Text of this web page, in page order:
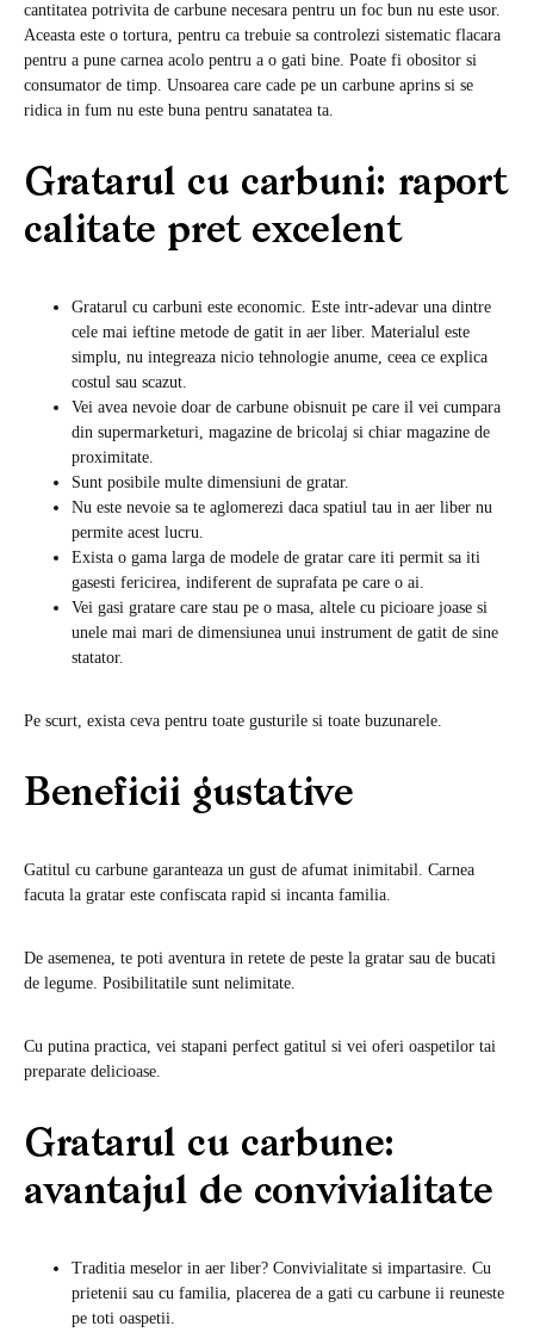
cantitatea potrivita de carbune necesara pentru un foc bun nu este usor.
Aceasta este o tortura, pentru ca trebuie sa controlezi sistematic flacara
pentru a pune carnea acolo pentru a o gati bine. Poate fi obositor si
consumator de timp. Unsoarea care cade pe un carbune aprins si se
ridica in fum nu este buna pentru sanatatea ta.
Gratarul cu carbuni: raport
calitate pret excelent
Gratarul cu carbuni este economic. Este intr-adevar una dintre
cele mai ieftine metode de gatit in aer liber. Materialul este
simplu, nu integreaza nicio tehnologie anume, ceea ce explica
costul sau scazut.
Vei avea nevoie doar de carbune obisnuit pe care il vei cumpara
din supermarketuri, magazine de bricolaj si chiar magazine de
proximitate.
Sunt posibile multe dimensiuni de gratar.
Nu este nevoie sa te aglomerezi daca spatiul tau in aer liber nu
permite acest lucru.
Exista o gama larga de modele de gratar care iti permit sa iti
gasesti fericirea, indiferent de suprafata pe care o ai.
Vei gasi gratare care stau pe o masa, altele cu picioare joase si
unele mai mari de dimensiunea unui instrument de gatit de sine
statator.
Pe scurt, exista ceva pentru toate gusturile si toate buzunarele.
Beneficii gustative
Gatitul cu carbune garanteaza un gust de afumat inimitabil. Carnea
facuta la gratar este confiscata rapid si incanta familia.
De asemenea, te poti aventura in retete de peste la gratar sau de bucati
de legume. Posibilitatile sunt nelimitate.
Cu putina practica, vei stapani perfect gatitul si vei oferi oaspetilor tai
preparate delicioase.
Gratarul cu carbune:
avantajul de convivialitate
Traditia meselor in aer liber? Convivialitate si impartasire. Cu
prietenii sau cu familia, placerea de a gati cu carbune ii reuneste
pe toti oaspetii.